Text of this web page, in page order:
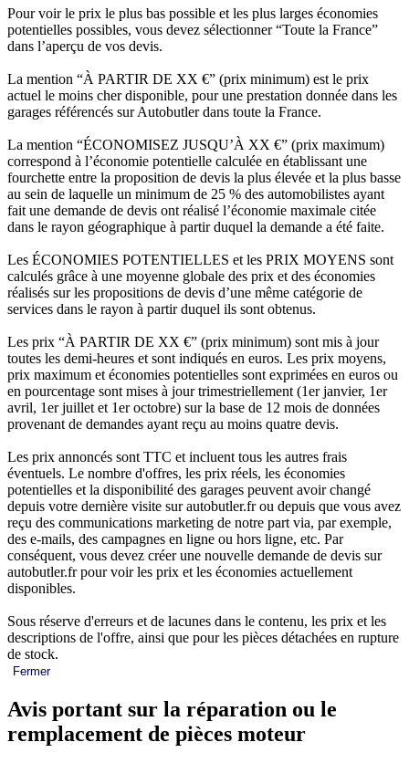
Pour voir le prix le plus bas possible et les plus larges économies
potentielles possibles, vous devez sélectionner “Toute la France”
dans l’aperçu de vos devis.
La mention “À PARTIR DE XX €” (prix minimum) est le prix
actuel le moins cher disponible, pour une prestation donnée dans les
garages référencés sur Autobutler dans toute la France.
La mention “ÉCONOMISEZ JUSQU’À XX €” (prix maximum)
correspond à l’économie potentielle calculée en établissant une
fourchette entre la proposition de devis la plus élevée et la plus basse
au sein de laquelle un minimum de 25 % des automobilistes ayant
fait une demande de devis ont réalisé l’économie maximale citée
dans le rayon géographique à partir duquel la demande a été faite.
Les ÉCONOMIES POTENTIELLES et les PRIX MOYENS sont
calculés grâce à une moyenne globale des prix et des économies
réalisés sur les propositions de devis d’une même catégorie de
services dans le rayon à partir duquel ils sont obtenus.
Les prix “À PARTIR DE XX €” (prix minimum) sont mis à jour
toutes les demi-heures et sont indiqués en euros. Les prix moyens,
prix maximum et économies potentielles sont exprimées en euros ou
en pourcentage sont mises à jour trimestriellement (1er janvier, 1er
avril, 1er juillet et 1er octobre) sur la base de 12 mois de données
provenant de demandes ayant reçu au moins quatre devis.
Les prix annoncés sont TTC et incluent tous les autres frais
éventuels. Le nombre d'offres, les prix réels, les économies
potentielles et la disponibilité des garages peuvent avoir changé
depuis votre dernière visite sur autobutler.fr ou depuis que vous avez
reçu des communications marketing de notre part via, par exemple,
des e-mails, des campagnes en ligne ou hors ligne, etc. Par
conséquent, vous devez créer une nouvelle demande de devis sur
autobutler.fr pour voir les prix et les économies actuellement
disponibles.
Sous réserve d'erreurs et de lacunes dans le contenu, les prix et les
descriptions de l'offre, ainsi que pour les pièces détachées en rupture
de stock.
Fermer
Avis portant sur la réparation ou le
remplacement de pièces moteur